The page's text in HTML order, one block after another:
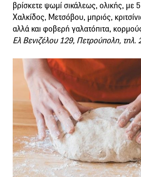
βρίσκετε ψωμί σικάλεως, ολικής, με
Χαλκίδος, Μετσόβου, μπριός,
αλλά και φοβερή γαλατόπιτα,
Ελ Βενιζέλου 129, Πετρούπολη,